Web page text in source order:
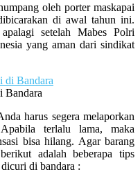
oleh porter maskapai
di awal tahun ini.
setelah Mabes Polri
yang aman dari sindikat
Bandara
harus segera melaporkan
terlalu lama, maka
bisa hilang. Agar barang
adalah beberapa tips
di bandara :